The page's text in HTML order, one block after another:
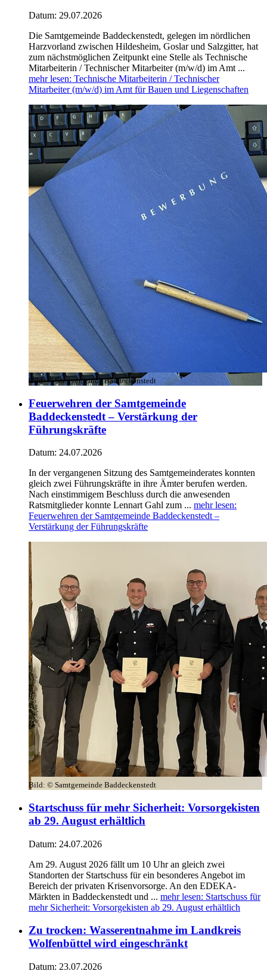
Datum: 29.07.2026
Die Samtgemeinde Baddeckenstedt, gelegen im nördlichen
Harzvorland zwischen Hildesheim, Goslar und Salzgitter, hat
zum nächstmöglichen Zeitpunkt eine Stelle als Technische
Mitarbeiterin / Technischer Mitarbeiter (m/w/d) im Amt ...
mehr lesen: Technische Mitarbeiterin / Technischer
Mitarbeiter (m/w/d) im Amt für Bauen und Liegenschaften
Bild:© Samtgemeinde Baddeckenstedt
Feuerwehren der Samtgemeinde
Baddeckenstedt – Verstärkung der
Führungskräfte
Datum: 24.07.2026
In der vergangenen Sitzung des Samtgemeinderates konnten
gleich zwei Führungskräfte in ihre Ämter berufen werden.
Nach einstimmigem Beschluss durch die anwesenden
Ratsmitglieder konnte Lennart Gahl zum ... mehr lesen:
Feuerwehren der Samtgemeinde Baddeckenstedt –
Verstärkung der Führungskräfte
Bild: © Samtgemeinde Baddeckenstedt
Startschuss für mehr Sicherheit: Vorsorgekisten
ab 29. August erhältlich
Datum: 24.07.2026
Am 29. August 2026 fällt um 10 Uhr an gleich zwei
Standorten der Startschuss für ein besonderes Angebot im
Bereich der privaten Krisenvorsorge. An den EDEKA-
Märkten in Baddeckenstedt und ... mehr lesen: Startschuss für
mehr Sicherheit: Vorsorgekisten ab 29. August erhältlich
Zu trocken: Wasserentnahme im Landkreis
Wolfenbüttel wird eingeschränkt
Datum: 23.07.2026